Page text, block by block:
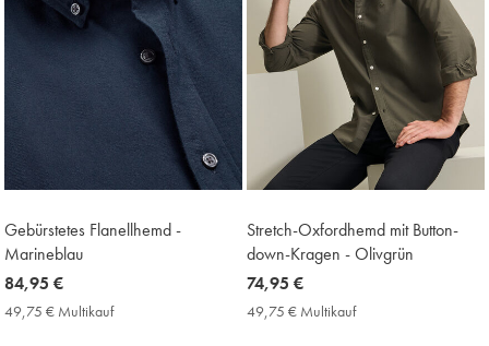
Gebürstetes Flanellhemd -
Marineblau
now
84,95
84,95 €
49,75 € Multikauf49,75
Stretch-Oxfordhemd mit Button-
down-Kragen - Olivgrün
now
74,95
74,95 €
49,75 € Multikauf49,75